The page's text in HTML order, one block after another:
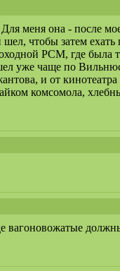
меня она - после
чтобы затем ехать
РСМ, где была
уже чаще по
и от
комсомола,
вагоновожатые